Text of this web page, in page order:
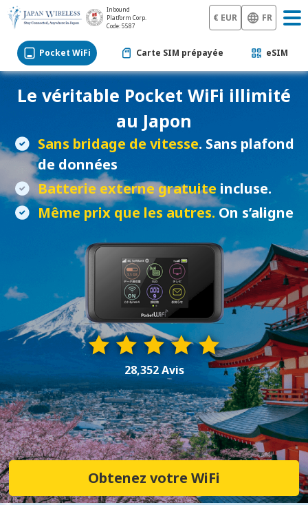
Inbound
Platform Corp.
Code: 5587
€ EUR FR
Pocket WiFi Carte SIM prépayée eSIM
Le véritable Pocket WiFi illimité
au Japon
Sans bridage de vitesse. Sans plafond
de données
Batterie externe gratuite incluse.
Même prix que les autres.On s’aligne
28,352 Avis
Obtenez votre WiFi